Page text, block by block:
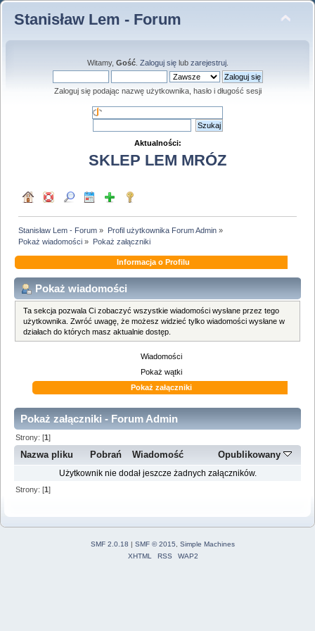
Stanisław Lem - Forum
Witamy, Gość. Zaloguj sięlub zarejestruj.
Zaloguj się podając nazwę użytkownika, hasło i długość sesji
Aktualności:
SKLEP LEM MRÓZ
Stanisław Lem - Forum » Profil użytkownika Forum Admin»
Pokaż wiadomości » Pokaż załączniki
Informacja o Profilu
Pokaż wiadomości
Ta sekcja pozwala Ci zobaczyć wszystkie wiadomości wysłane przez tego
użytkownika. Zwróć uwagę, że możesz widzieć tylko wiadomości wysłane w
działach do których masz aktualnie dostęp.
Wiadomości
Pokaż wątki
Pokaż załączniki
Pokaż załączniki - Forum Admin
Strony: [1]
Nazwa pliku Pobrań Wiadomość Opublikowany
Użytkownik nie dodał jeszcze żadnych załączników.
Strony: [1]
SMF 2.0.18 | SMF © 2015
Simple Machines
XHTML
RSS WAP2